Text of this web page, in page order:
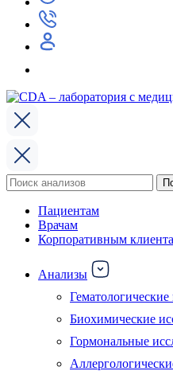
Поиск
по:
Пациентам
Врачам
Корпоративным
Анализы
Биохимические
Гормональные